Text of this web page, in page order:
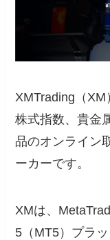
XMTrading（XM
株式指数、貴金
品のオンライン
ーカーです。
XMは、
5（MT5）プラ